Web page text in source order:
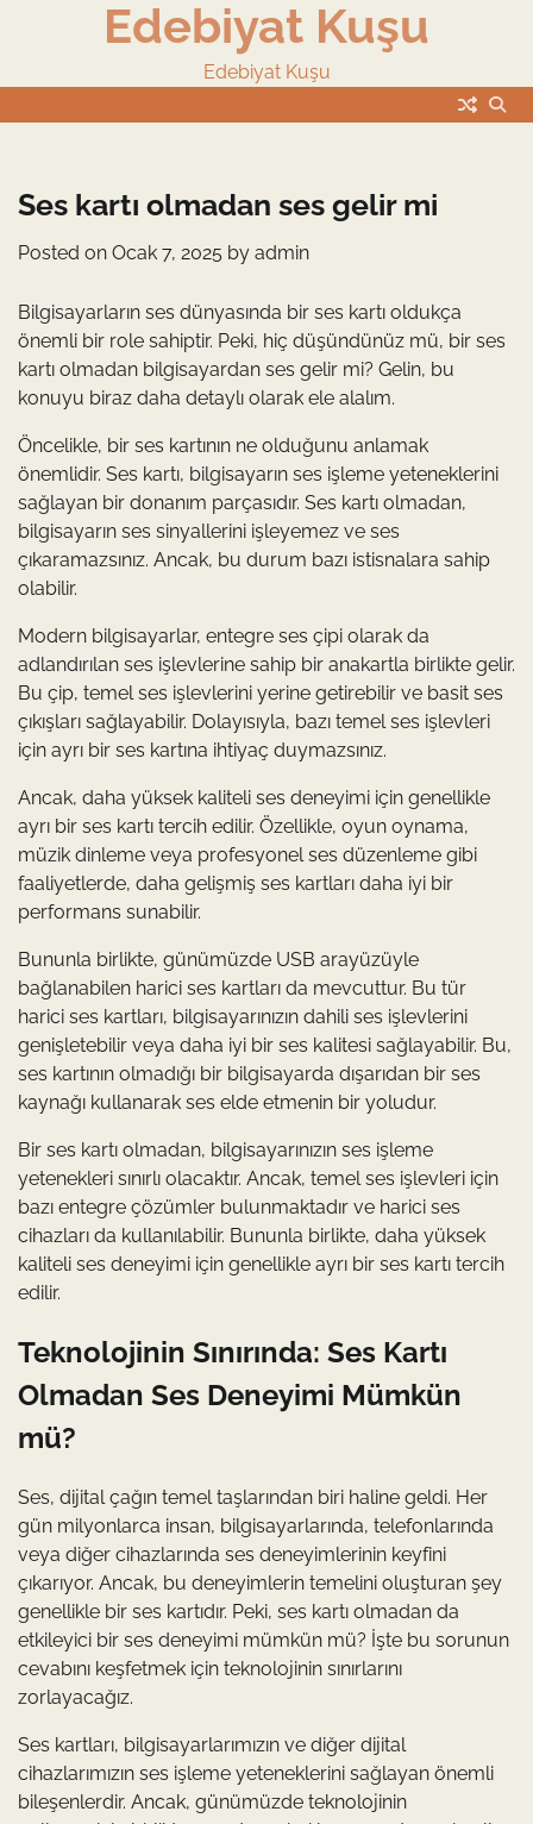
Edebiyat Kuşu
Edebiyat Kuşu
Ses kartı olmadan ses gelir mi
Posted on Ocak 7, 2025 by admin
Bilgisayarların ses dünyasında bir ses kartı oldukça
önemli bir role sahiptir. Peki, hiç düşündünüz mü, bir ses
kartı olmadan bilgisayardan ses gelir mi? Gelin, bu
konuyu biraz daha detaylı olarak ele alalım.
Öncelikle, bir ses kartının ne olduğunu anlamak
önemlidir. Ses kartı, bilgisayarın ses işleme yeteneklerini
sağlayan bir donanım parçasıdır. Ses kartı olmadan,
bilgisayarın ses sinyallerini işleyemez ve ses
çıkaramazsınız. Ancak, bu durum bazı istisnalara sahip
olabilir.
Modern bilgisayarlar, entegre ses çipi olarak da
adlandırılan ses işlevlerine sahip bir anakartla birlikte gelir.
Bu çip, temel ses işlevlerini yerine getirebilir ve basit ses
çıkışları sağlayabilir. Dolayısıyla, bazı temel ses işlevleri
için ayrı bir ses kartına ihtiyaç duymazsınız.
Ancak, daha yüksek kaliteli ses deneyimi için genellikle
ayrı bir ses kartı tercih edilir. Özellikle, oyun oynama,
müzik dinleme veya profesyonel ses düzenleme gibi
faaliyetlerde, daha gelişmiş ses kartları daha iyi bir
performans sunabilir.
Bununla birlikte, günümüzde USB arayüzüyle
bağlanabilen harici ses kartları da mevcuttur. Bu tür
harici ses kartları, bilgisayarınızın dahili ses işlevlerini
genişletebilir veya daha iyi bir ses kalitesi sağlayabilir. Bu,
ses kartının olmadığı bir bilgisayarda dışarıdan bir ses
kaynağı kullanarak ses elde etmenin bir yoludur.
Bir ses kartı olmadan, bilgisayarınızın ses işleme
yetenekleri sınırlı olacaktır. Ancak, temel ses işlevleri için
bazı entegre çözümler bulunmaktadır ve harici ses
cihazları da kullanılabilir. Bununla birlikte, daha yüksek
kaliteli ses deneyimi için genellikle ayrı bir ses kartı tercih
edilir.
Teknolojinin Sınırında: Ses Kartı
Olmadan Ses Deneyimi Mümkün
mü?
Ses, dijital çağın temel taşlarından biri haline geldi. Her
gün milyonlarca insan, bilgisayarlarında, telefonlarında
veya diğer cihazlarında ses deneyimlerinin keyfini
çıkarıyor. Ancak, bu deneyimlerin temelini oluşturan şey
genellikle bir ses kartıdır. Peki, ses kartı olmadan da
etkileyici bir ses deneyimi mümkün mü? İşte bu sorunun
cevabını keşfetmek için teknolojinin sınırlarını
zorlayacağız.
Ses kartları, bilgisayarlarımızın ve diğer dijital
cihazlarımızın ses işleme yeteneklerini sağlayan önemli
bileşenlerdir. Ancak, günümüzde teknolojinin